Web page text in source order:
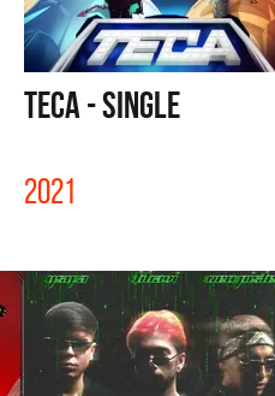
TECA - SINGLE
2021